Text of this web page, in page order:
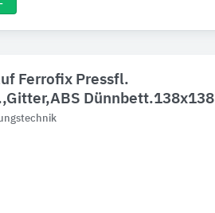
Ferrofix Pressfl.
Dünnbett.138x138